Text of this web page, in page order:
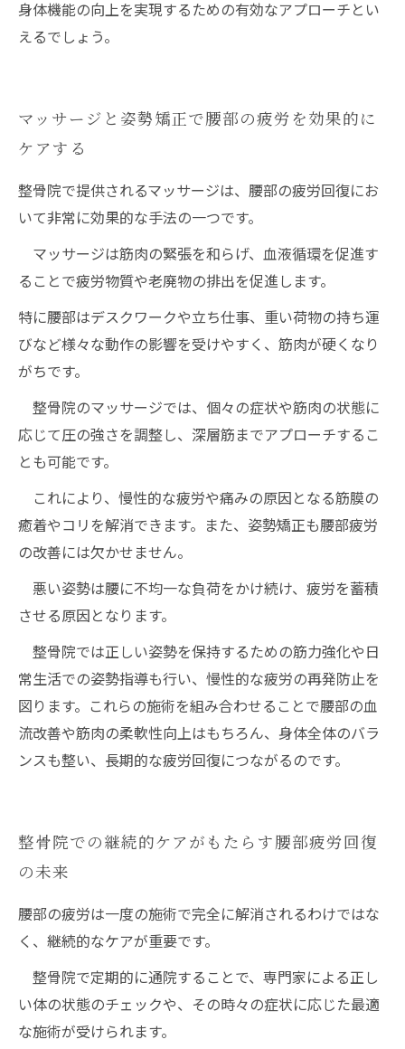
身体機能の向上を実現するための有効なアプローチとい
えるでしょう。
マッサージと姿勢矯正で腰部の疲労を効果的に
ケアする
整骨院で提供されるマッサージは、腰部の疲労回復にお
いて非常に効果的な手法の一つです。
マッサージは筋肉の緊張を和らげ、血液循環を促進す
ることで疲労物質や老廃物の排出を促進します。
特に腰部はデスクワークや立ち仕事、重い荷物の持ち運
びなど様々な動作の影響を受けやすく、筋肉が硬くなり
がちです。
整骨院のマッサージでは、個々の症状や筋肉の状態に
応じて圧の強さを調整し、深層筋までアプローチするこ
とも可能です。
これにより、慢性的な疲労や痛みの原因となる筋膜の
癒着やコリを解消できます。また、姿勢矯正も腰部疲労
の改善には欠かせません。
悪い姿勢は腰に不均一な負荷をかけ続け、疲労を蓄積
させる原因となります。
整骨院では正しい姿勢を保持するための筋力強化や日
常生活での姿勢指導も行い、慢性的な疲労の再発防止を
図ります。これらの施術を組み合わせることで腰部の血
流改善や筋肉の柔軟性向上はもちろん、身体全体のバラ
ンスも整い、長期的な疲労回復につながるのです。
整骨院での継続的ケアがもたらす腰部疲労回復
の未来
腰部の疲労は一度の施術で完全に解消されるわけではな
く、継続的なケアが重要です。
整骨院で定期的に通院することで、専門家による正し
い体の状態のチェックや、その時々の症状に応じた最適
な施術が受けられます。